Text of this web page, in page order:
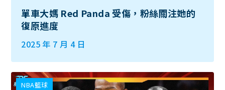
單車大媽 Red Panda 受傷，粉絲關注她的
復原進度
2025 年 7 月 4 日
NBA籃球